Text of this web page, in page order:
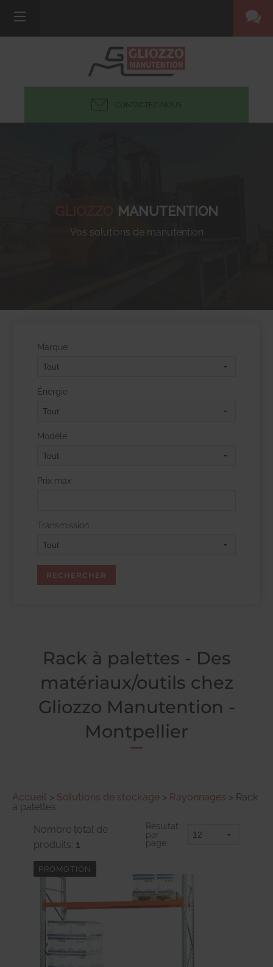
CONTACTEZ-NOUS
GLIOZZO MANUTENTION
Vos solutions de manutention
Marque
Énergie
Modèle
Prix max
Transmission
Rack à palettes - Des
matériaux/outils chez
Gliozzo Manutention -
Montpellier
Accueil > Solutions de stockage > Rayonnages > Rack
à palettes
Nombre total de
produits: 1
Résultat
par
page:
PROMOTION